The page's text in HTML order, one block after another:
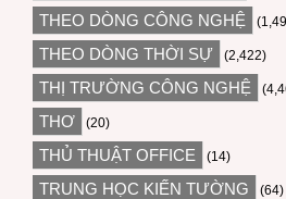
THEO DÒNG CÔNG NGHỆ
THEO DÒNG THỜI SỰ (2,422)
THỊ TRƯỜNG CÔNG NGHỆ
THƠ (20)
THỦ THUẬT OFFICE (14)
TRUNG HỌC KIẾN TƯỜNG (64)